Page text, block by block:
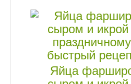
Яйца